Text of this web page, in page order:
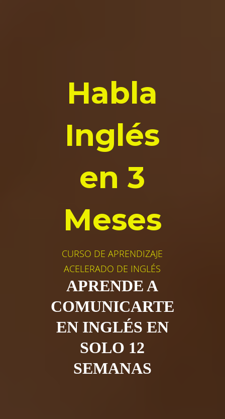
Habla
Inglés
en 3
Meses
CURSO DE APRENDIZAJE
ACELERADO DE INGLÉS
APRENDE A
COMUNICARTE
EN INGLÉS EN
SOLO 12
SEMANAS